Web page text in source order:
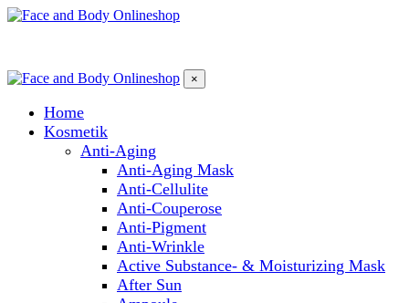
×
Home
Kosmetik
Anti-Aging
Anti-Aging Mask
Anti-Cellulite
Anti-Couperose
Anti-Pigment
Anti-Wrinkle
Active Substance- & Moisturizing Mask
After Sun